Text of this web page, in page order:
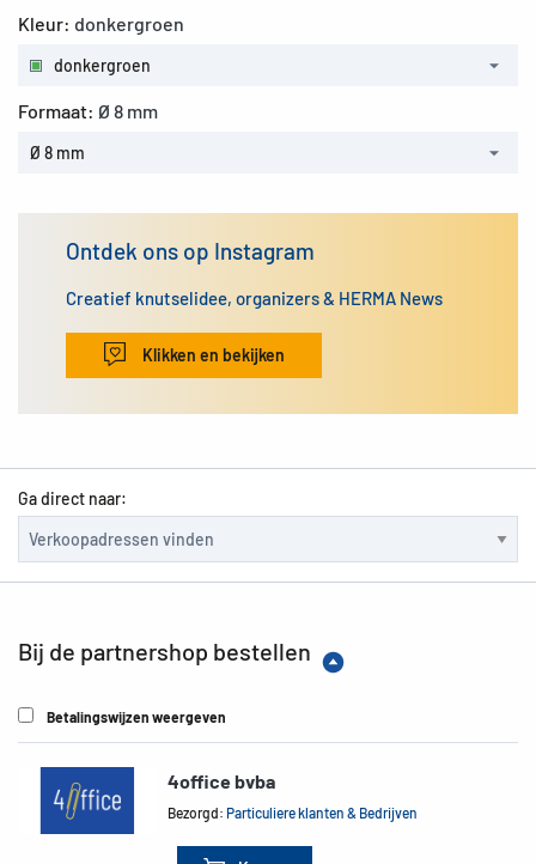
Kleur: donkergroen
donkergroen
Formaat: Ø 8 mm
Ø 8 mm
Ontdek ons op Instagram
Creatief knutselidee, organizers & HERMA News
Klikken en bekijken
Ga direct naar:
Bij de partnershop bestellen
Betalingswijzen weergeven
4office bvba
Bezorgd:Particuliere klanten & Bedrijven